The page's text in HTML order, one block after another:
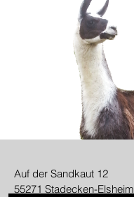
Auf der Sandkaut 12
55271 Stadecken-Elsheim